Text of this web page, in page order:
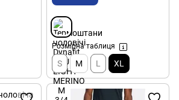
Розмірна таблиця
S M L XL